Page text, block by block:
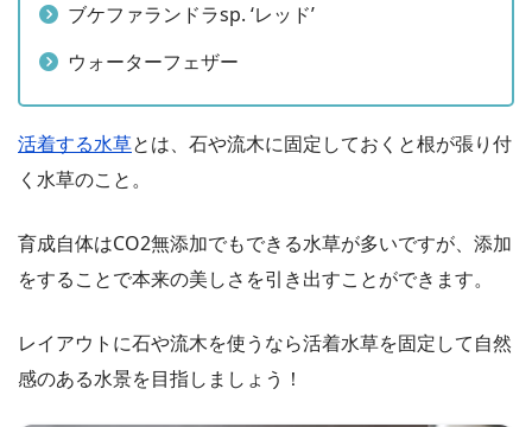
ブケファランドラsp. ‘レッド’
ウォーターフェザー
活着する水草とは、石や流木に固定しておくと根が張り付
く水草のこと。
育成自体はCO2無添加でもできる水草が多いですが、添加
をすることで本来の美しさを引き出すことができます。
レイアウトに石や流木を使うなら活着水草を固定して自然
感のある水景を目指しましょう！